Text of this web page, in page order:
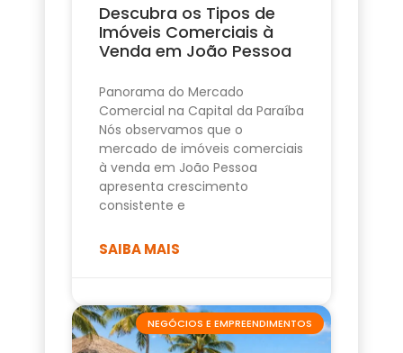
Descubra os Tipos de
Imóveis Comerciais à
Venda em João Pessoa
Panorama do Mercado
Comercial na Capital da Paraíba
Nós observamos que o
mercado de imóveis comerciais
à venda em João Pessoa
apresenta crescimento
consistente e
SAIBA MAIS
NEGÓCIOS E EMPREENDIMENTOS